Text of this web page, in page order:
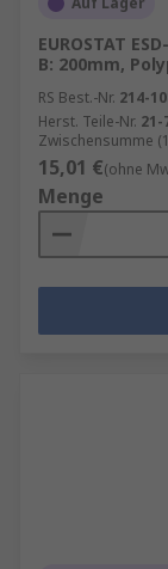
EUROSTAT
B: 200mm,
RS Best.-Nr. 214-
Herst. Teile-Nr. 21-
Zwischensumme
15,01 €(ohne
Menge